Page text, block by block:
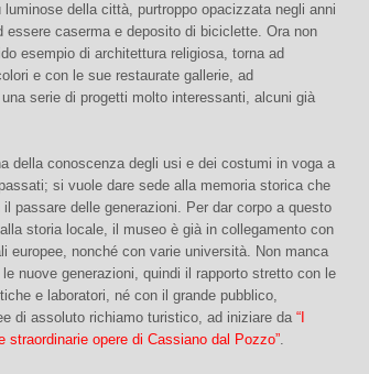
della città, purtroppo opacizzata negli anni
essere caserma e deposito di biciclette. Ora non
esempio di architettura religiosa, torna ad
e con le sue restaurate gallerie, ad
serie di progetti molto interessanti, alcuni già
della conoscenza degli usi e dei costumi in voga a
si vuole dare sede alla memoria storica che
passare delle generazioni. Per dar corpo a questo
storia locale, il museo è già in collegamento con
europee, nonché con varie università. Non manca
nuove generazioni, quindi il rapporto stretto con le
e laboratori, né con il grande pubblico,
di assoluto richiamo turistico, ad iniziare da“I
opere di Cassiano dal Pozzo”.